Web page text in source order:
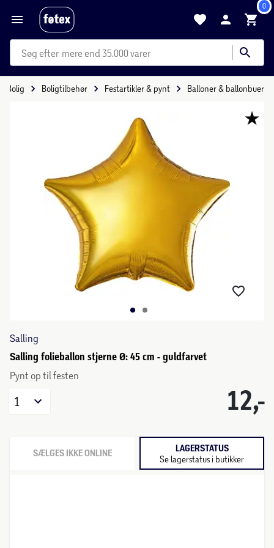
0
mere end 35.000 varer
Bolig Boligtilbehør Festartikler & pynt Balloner & ballonbuer
Salling
Salling folieballon stjerne Ø: 45 cm - guldfarvet
Pynt op til festen
12,-
1
SÆLGES IKKE ONLINE LAGERSTATUS
Se lagerstatus i butikker